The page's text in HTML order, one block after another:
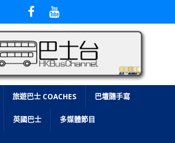
旅遊巴士 COACHES 巴壇隨手寫
英國巴士 多媒體節目